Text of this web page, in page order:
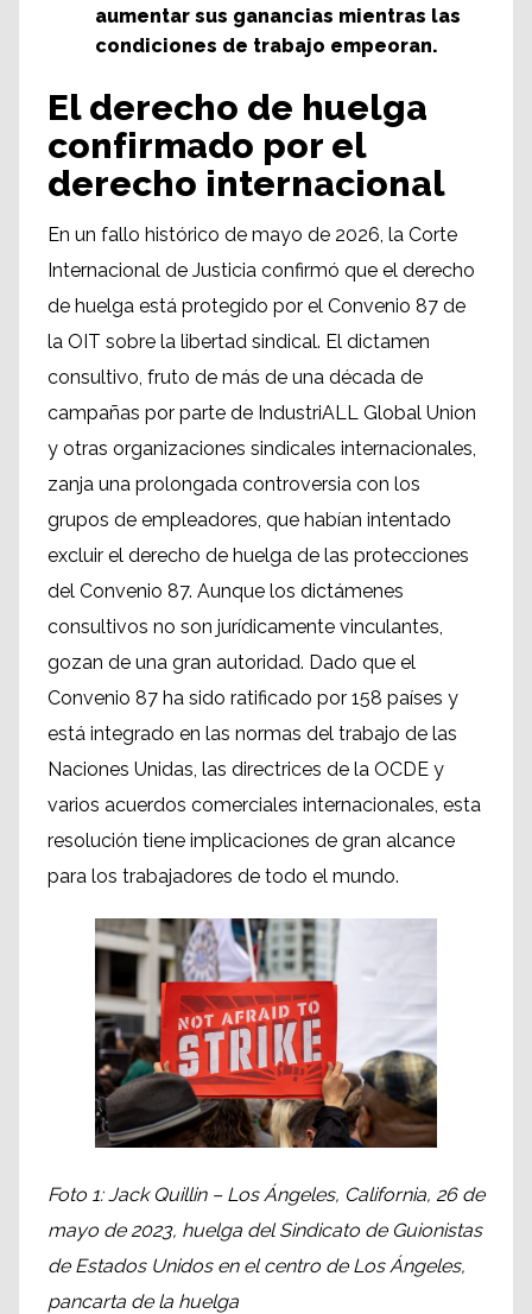
aumentar sus ganancias mientras las
condiciones de trabajo empeoran.
El derecho de huelga
confirmado por el
derecho internacional
En un fallo histórico de mayo de 2026, la Corte
Internacional de Justicia confirmó que el derecho
de huelga está protegido por el Convenio 87 de
la OIT sobre la libertad sindical. El dictamen
consultivo, fruto de más de una década de
campañas por parte de IndustriALL Global Union
y otras organizaciones sindicales internacionales,
zanja una prolongada controversia con los
grupos de empleadores, que habían intentado
excluir el derecho de huelga de las protecciones
del Convenio 87. Aunque los dictámenes
consultivos no son jurídicamente vinculantes,
gozan de una gran autoridad. Dado que el
Convenio 87 ha sido ratificado por 158 países y
está integrado en las normas del trabajo de las
Naciones Unidas, las directrices de la OCDE y
varios acuerdos comerciales internacionales, esta
resolución tiene implicaciones de gran alcance
para los trabajadores de todo el mundo.
Foto 1: Jack Quillin – Los Ángeles, California, 26 de
mayo de 2023, huelga del Sindicato de Guionistas
de Estados Unidos en el centro de Los Ángeles,
pancarta de la huelga